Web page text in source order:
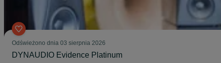
Odświeżono dnia 03 sierpnia 2026
DYNAUDIO Evidence Platinum